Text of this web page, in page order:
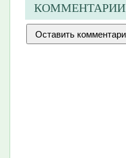
КОММЕНТАРИИ